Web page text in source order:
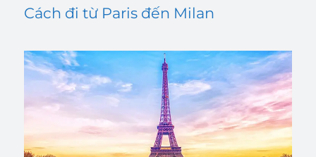
Cách đi từ Paris đến Milan